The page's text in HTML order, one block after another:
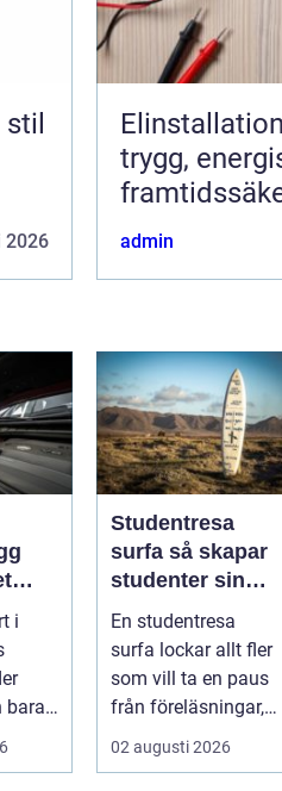
2026
trygg,
admin
i
bara
en
Studentresa
surfa så skapar
studenter sin
ultimata paus
från plugget
En studentresa
surfa lockar allt fler
som vill ta en paus
från föreläsningar,
tentaplugg och
sena kv...
02 augusti 2026